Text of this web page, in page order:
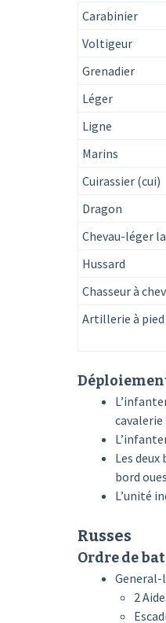
Carabinier
Voltigeur
Grenadier
Léger
Ligne
Marins
Cuirassier (cui)
Dragon
Chevau-léger
Hussard
Chasseur à
Artillerie à pied
cavalerie
Les
bord
L’unité
Russes
Ordre de
General-
2